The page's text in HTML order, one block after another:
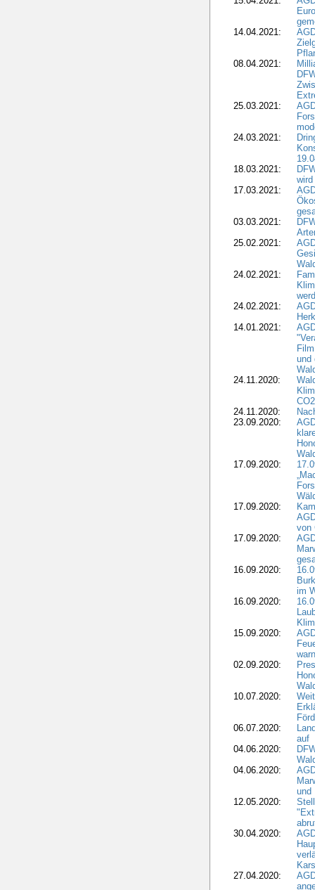
14.04.2021:
08.04.2021:
25.03.2021:
24.03.2021:
18.03.2021:
17.03.2021:
03.03.2021:
25.02.2021:
24.02.2021:
24.02.2021:
14.01.2021:
und
24.11.2020:
24.11.2020:
23.09.2020:
17.09.2020:
17.09.2020:
von
17.09.2020:
16.09.2020:
im
16.09.2020:
15.09.2020:
02.09.2020:
10.07.2020:
06.07.2020:
auf
04.06.2020:
04.06.2020:
und
12.05.2020:
30.04.2020:
27.04.2020: